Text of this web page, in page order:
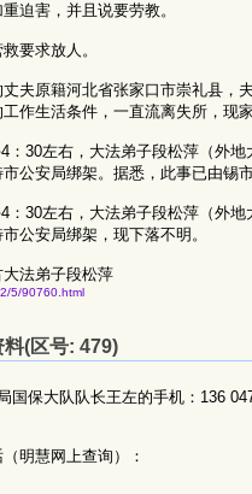
迫害，并且说要劳教。
要求放人。
夫原籍河北省张家口市崇礼县，
作生活条件，一直流离失所，现
：30左右，大法弟子段松萍（外
公安局绑架。据悉，此事已由锡
：30左右，大法弟子段松萍（外
公安局绑架，现下落不明。
法弟子段松萍
5/90760.html
(区号: 479)
国保大队队长王左的手机：136
明慧网上查询）：